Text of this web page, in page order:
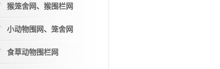
猴笼舍网、猴围栏网
小动物围网、笼舍网
食草动物围栏网